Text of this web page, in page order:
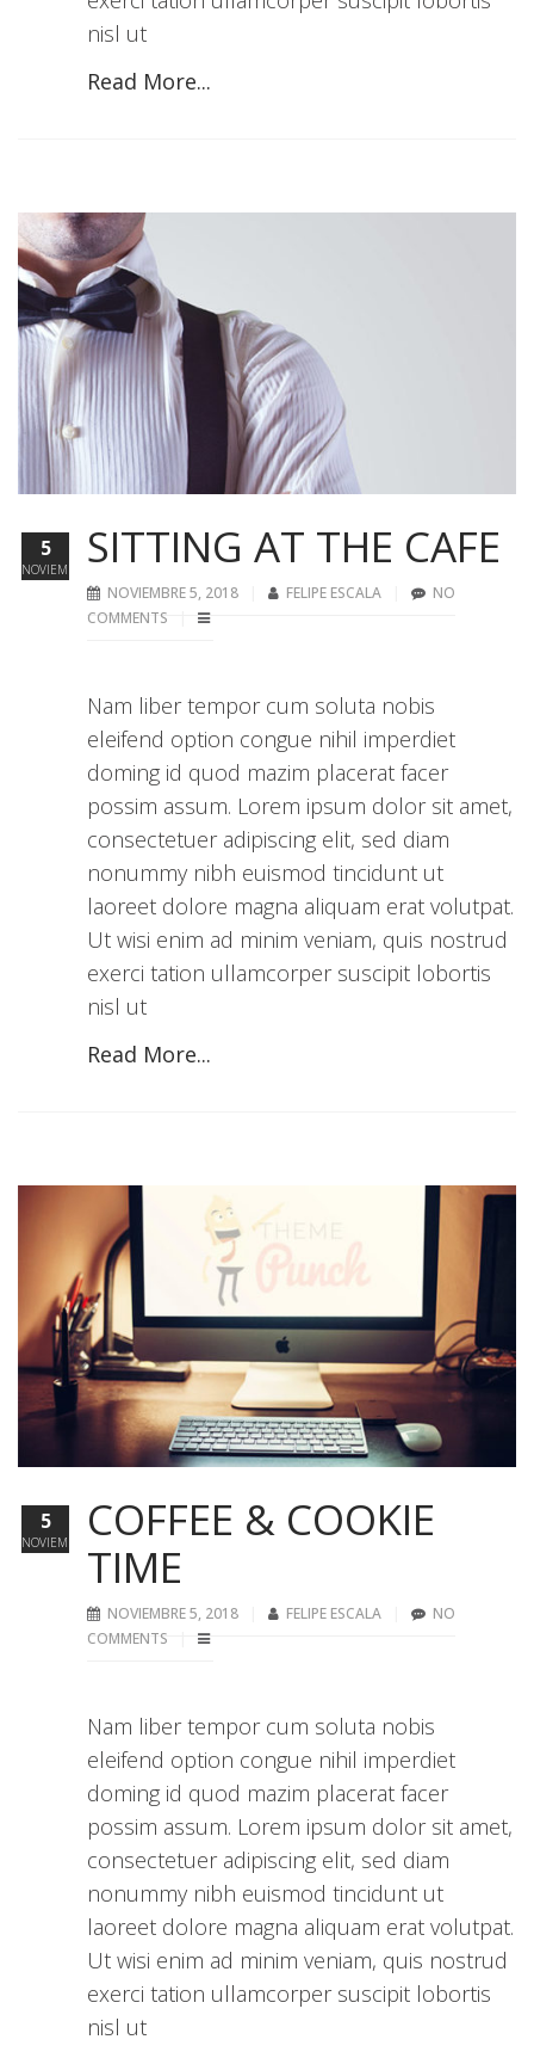
nisl ut
Read More...
SITTING AT THE CAFE
NOVIEMBRE 5, 2018 FELIPE ESCALA
NO
COMMENTS
Nam liber tempor cum soluta nobis
eleifend option congue nihil imperdiet
doming id quod mazim placerat facer
possim assum. Lorem ipsum dolor sit amet,
consectetuer adipiscing elit, sed diam
nonummy nibh euismod tincidunt ut
laoreet dolore magna aliquam erat volutpat.
Ut wisi enim ad minim veniam, quis nostrud
exerci tation ullamcorper suscipit lobortis
nisl ut
Read More...
5
NOVIEMBRE
COFFEE & COOKIE
TIME
NOVIEMBRE 5, 2018 FELIPE ESCALA
NO
COMMENTS
Nam liber tempor cum soluta nobis
eleifend option congue nihil imperdiet
doming id quod mazim placerat facer
possim assum. Lorem ipsum dolor sit amet,
consectetuer adipiscing elit, sed diam
nonummy nibh euismod tincidunt ut
laoreet dolore magna aliquam erat volutpat.
Ut wisi enim ad minim veniam, quis nostrud
exerci tation ullamcorper suscipit lobortis
nisl ut
5
NOVIEMBRE